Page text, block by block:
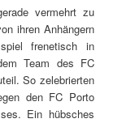
vermehrt zu
ihren Anhängern
frenetisch in
Team des FC
So zelebrierten
den FC Porto
Ein hübsches